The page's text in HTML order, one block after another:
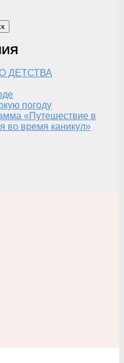
ДЕТСТВА
погоду
«Путешествие в
во время каникул»